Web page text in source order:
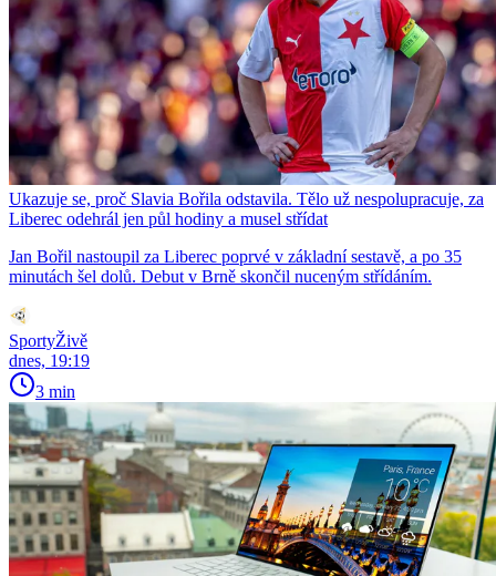
Ukazuje se, proč Slavia Bořila odstavila. Tělo už nespolupracuje, za
Liberec odehrál jen půl hodiny a musel střídat
Jan Bořil nastoupil za Liberec poprvé v základní sestavě, a po 35
minutách šel dolů. Debut v Brně skončil nuceným střídáním.
SportyŽivě
dnes, 19:19
3 min